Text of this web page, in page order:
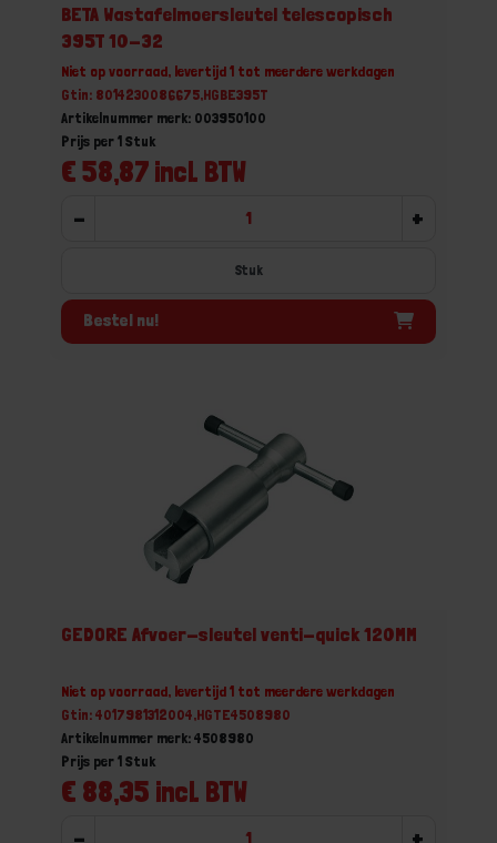
BETA Wastafelmoersleutel telescopisch
395T 10-32
Niet op voorraad, levertijd 1 tot meerdere werkdagen
Gtin: 8014230086675,HGBE395T
Artikelnummer merk: 003950100
€ 58,87 incl. BTW
Prijs per 1 Stuk
- +
Stuk
Bestel nu!
GEDORE Afvoer-sleutel venti-quick 120MM
Niet op voorraad, levertijd 1 tot meerdere werkdagen
Gtin: 4017981312004,HGTE4508980
Artikelnummer merk: 4508980
€ 88,35 incl. BTW
Prijs per 1 Stuk